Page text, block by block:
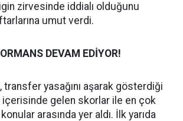
zirvesinde iddialı olduğunu
umut verdi.
DEVAM EDİYOR!
yasağını aşarak gösterdiği
içerisinde gelen skorlar ile en çok
arasında yer aldı. İlk yarıda